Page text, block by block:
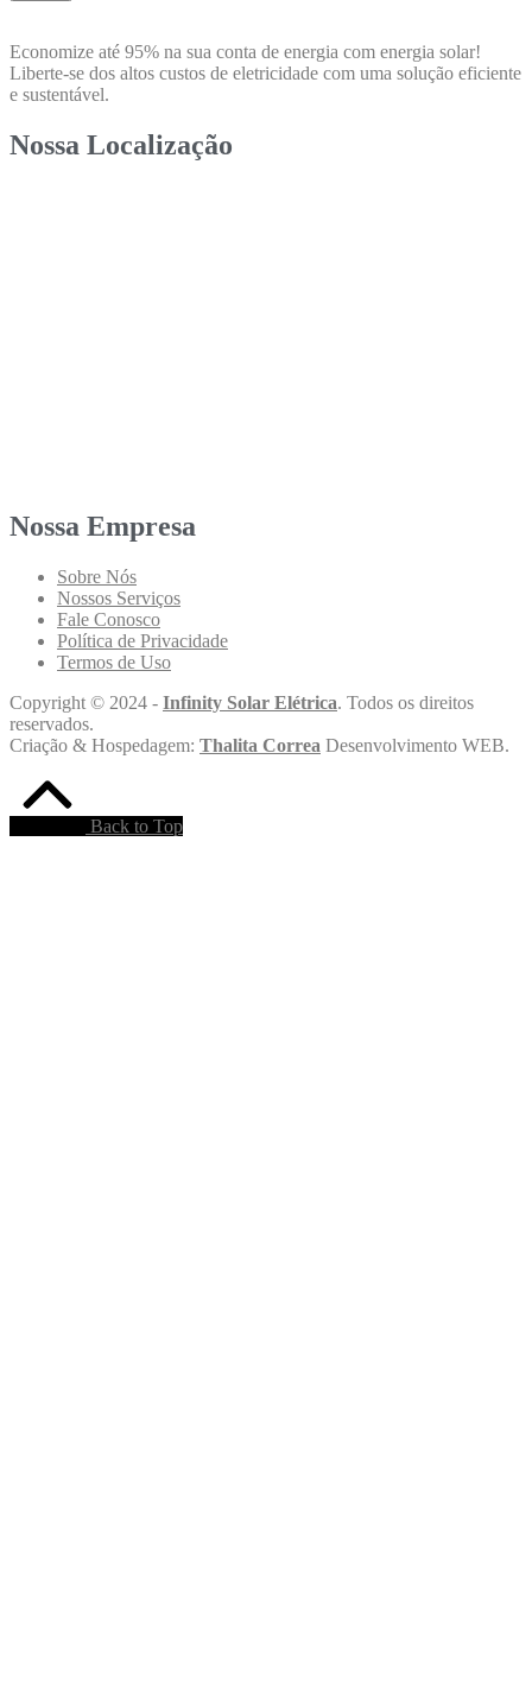
Economize até 95% na sua conta de energia com energia solar!
Liberte-se dos altos custos de eletricidade com uma solução eficiente
e sustentável.
Nossa Localização
Nossa Empresa
Sobre Nós
Nossos Serviços
Fale Conosco
Política de Privacidade
Termos de Uso
Copyright © 2024 - Infinity Solar Elétrica. Todos os direitos
reservados.
Criação & Hospedagem: Thalita Correa Desenvolvimento WEB.
Back to Top